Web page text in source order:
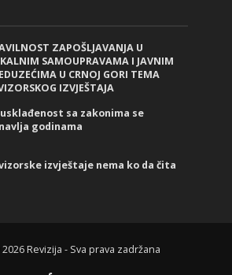
ZAPOŠLJAVANJA U
SAMOUPRAVAMA I JAVNIM
U CRNOJ GORI TEMA
IZVJEŠTAJA
sa zakonima se
godinama
izvještaje nema ko da čita
Revizija - Sva prava zadržana